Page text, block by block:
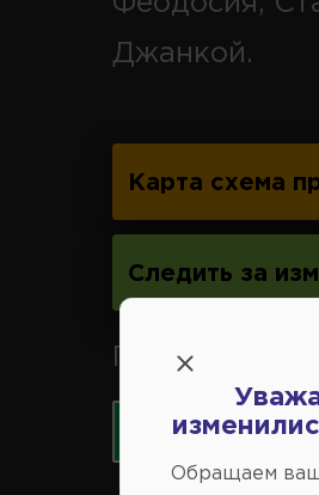
Джанкой.
Карта схема
Следить за
Принимаем к
Обращаем